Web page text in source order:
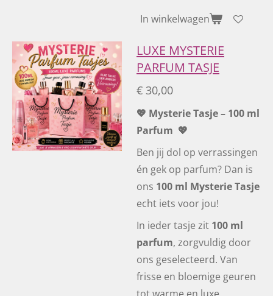
In winkelwagen
LUXE MYSTERIE
PARFUM TASJE
€ 30,00
💖 Mysterie Tasje – 100 ml
Parfum 💖
Ben jij dol op verrassingen
én gek op parfum? Dan is
ons 100 ml Mysterie Tasje
echt iets voor jou!
In ieder tasje zit 100 ml
parfum, zorgvuldig door
ons geselecteerd. Van
frisse en bloemige geuren